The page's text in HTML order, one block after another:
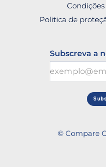
Politica de
Subscreva a
© Compare